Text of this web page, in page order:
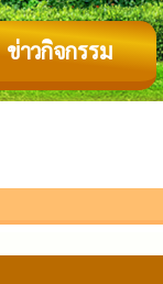
ข่าวกิจกรรม